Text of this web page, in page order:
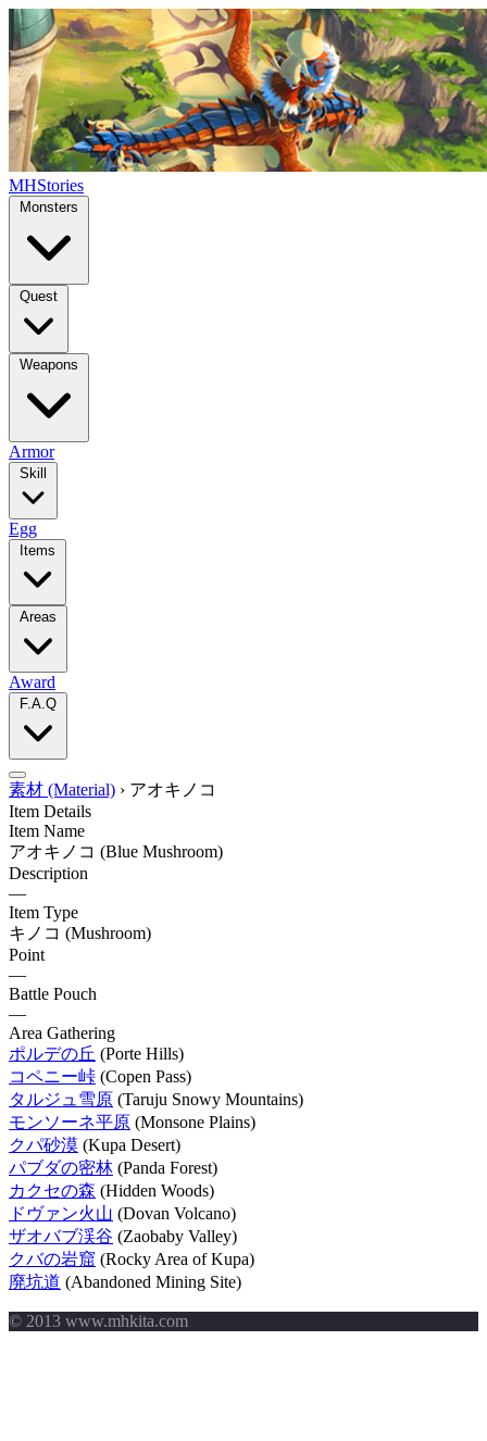
MHStories
Monsters
Quest
Weapons
Armor
Skill
Egg
Items
Areas
Award
F.A.Q
素材 (Material) › アオキノコ
Item Details
Item Name
アオキノコ (Blue Mushroom)
Description
—
Item Type
キノコ (Mushroom)
Point
—
Battle Pouch
—
Area Gathering
ポルデの丘 (Porte Hills)
コペニー峠 (Copen Pass)
タルジュ雪原 (Taruju Snowy Mountains)
モンソーネ平原 (Monsone Plains)
クパ砂漠 (Kupa Desert)
パブダの密林 (Panda Forest)
カクセの森 (Hidden Woods)
ドヴァン火山 (Dovan Volcano)
ザオバブ渓谷 (Zaobaby Valley)
クバの岩窟 (Rocky Area of Kupa)
廃坑道 (Abandoned Mining Site)
© 2013 www.mhkita.com